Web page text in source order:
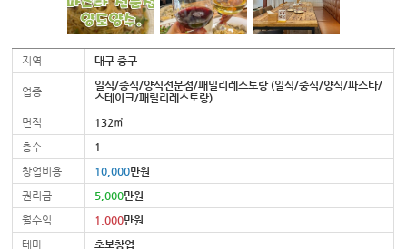
지역 대구 중구
업종
일식/중식/양식전문점/패밀리레스토랑 (일식/중식/양식/파스타/
스테이크/패릴리레스토랑)
면적
132㎡
층수
1
창업비용
10,000만원
권리금
5,000만원
월수익
1,000만원
테마
초보창업